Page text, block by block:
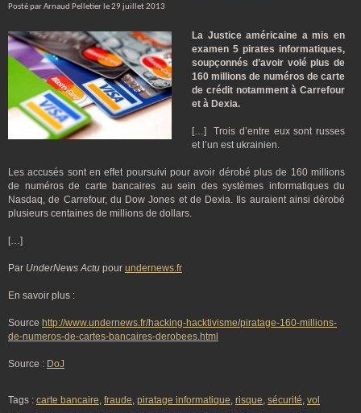
Posté par Arnaud Pelletier le 29 juillet 2013
La Justice américaine a mis en
examen 5 pirates informatiques,
soupçonnés d’avoir volé plus de
160 millions de numéros de carte
de crédit notamment à Carrefour
et à Dexia.
[…] Trois d’entre eux sont russes
et l’un est ukrainien.
Les accusés sont en effet poursuivi pour avoir dérobé plus de 160 millions
de numéros de carte bancaires au sein des systèmes informatiques du
Nasdaq, de Carrefour, du Dow Jones et de Dexia. Ils auraient ainsi dérobé
plusieurs centaines de millions de dollars.
[…]
Par UnderNews Actu pour undernews.fr
En savoir plus :
Source http://www.undernews.fr/hacking-hacktivisme/piratage-160-millions-
de-numeros-de-cartes-bancaires-derobees.html
Source : DoJ
Tags : carte bancaire, fraude, piratage informatique, risque, sécurité, vol